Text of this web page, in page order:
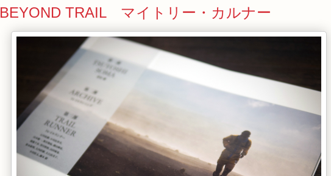
BEYOND TRAIL マイトリー・カルナー